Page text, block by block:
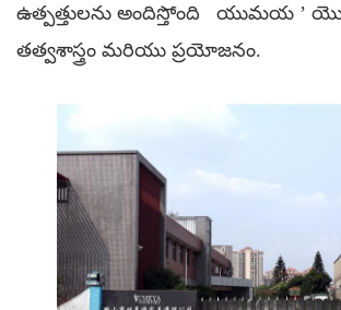
ఉత్పత్తులను అందిస్తోంది
యుమయ ’
తత్వశాస్త్రం మరియు ప్రయోజనం.